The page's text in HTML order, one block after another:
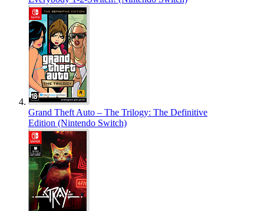
Grand Theft Auto – The Trilogy: The Definitive
Edition (Nintendo Switch)